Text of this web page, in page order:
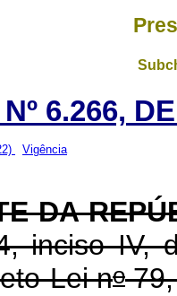
6.266,
Vigência
DA
inciso IV,
Lei no79,